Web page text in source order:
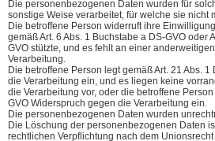
Die personenbezogenen Daten wurden für
sonstige Weise verarbeitet, für welche sie nicht
Die betroffene Person widerruft ihre
gemäß Art. 6 Abs. 1 Buchstabe a DS-GVO oder
GVO stützte, und es fehlt an einer
Verarbeitung.
Die betroffene Person legt gemäß Art. 21 Abs.
die Verarbeitung ein, und es liegen keine
die Verarbeitung vor, oder die betroffene
GVO Widerspruch gegen die Verarbeitung ein.
Die personenbezogenen Daten wurden
Die Löschung der personenbezogenen Daten
rechtlichen Verpflichtung nach dem